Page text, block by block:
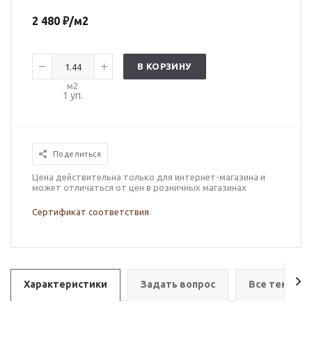
2 480 ₽/м2
м2
1 уп.
В КОРЗИНУ
Поделиться
Цена действительна только для интернет-магазина и
может отличаться от цен в розничных магазинах
Сертификат соответствия
Характеристики Задать вопрос Все